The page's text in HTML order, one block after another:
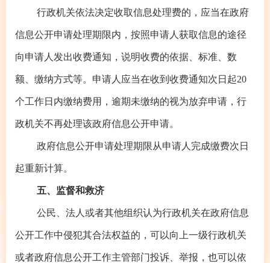
行政机关依法决定收取信息处理费的，应当在政府
信息公开申请处理期限内，按照申请人获取信息的途径
向申请人发出收费通知，说明收费的依据、标准、数
额、缴纳方式等。申请人应当在收到收费通知次日起20
个工作日内缴纳费用，逾期未缴纳的视为放弃申请，行
政机关不再处理该政府信息公开申请。
政府信息公开申请处理期限从申请人完成缴费次日
起重新计算。
五、监督和救济
公民、法人或者其他组织认为行政机关在政府信息
公开工作中侵犯其合法权益的，可以向上一级行政机关
或者政府信息公开工作主管部门投诉、举报，也可以依